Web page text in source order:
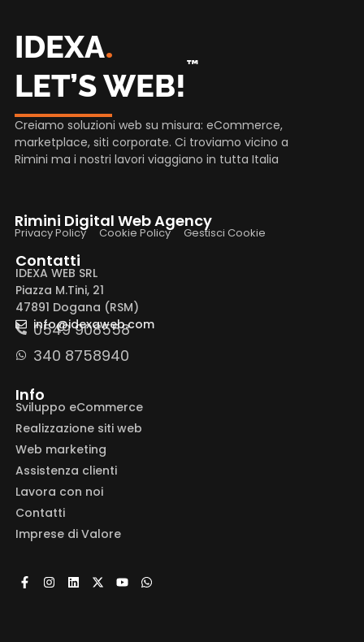
IDEXA.
LET’S WEB!
™
Creiamo soluzioni web su misura: eCommerce,
marketplace, siti corporate. Ci troviamo vicino a
Rimini ma i nostri lavori viaggiano in tutta Italia
Rimini Digital Web Agency
Privacy Policy Cookie Policy Gestisci Cookie
Contatti
IDEXA WEB SRL
Piazza M.Tini, 21
47891 Dogana (RSM)
info@idexaweb.com
0549 908558
340 8758940
Info
Sviluppo eCommerce
Realizzazione siti web
Web marketing
Assistenza clienti
Lavora con noi
Contatti
Imprese di Valore